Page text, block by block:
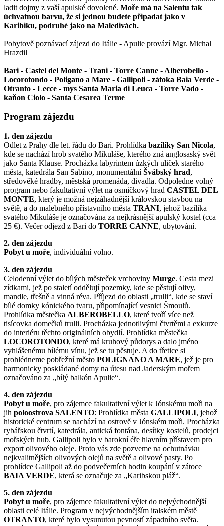
ladit dojmy z vaší apulské dovolené. Moře má na Salentu tak
úchvatnou barvu, že si jednou budete připadat jako v
Karibiku, podruhé jako na Maledivách.
Pobytově poznávací zájezd do Itálie - Apulie provází Mgr. Michal
Hrazdil
Bari - Castel del Monte - Trani - Torre Canne - Alberobello -
Locorotondo - Poligano a Mare - Gallipoli - zátoka Baia Verde -
Otranto - Lecce - mys Santa Maria di Leuca - Torre Vado -
kaňon Ciolo - Santa Cesarea Terme
Program zájezdu
1. den zájezdu
Odlet z Prahy dle let. řádu do Bari. Prohlídka baziliky San Nicola,
kde se nachází hrob svatého Mikuláše, kterého zná anglosaský svět
jako Santa Klause. Procházka labyrintem úzkých uliček starého
města, katedrála San Sabino, monumentálníŠvábský hrad,
středověké hradby, městská promenáda, divadla. Odpoledne volný
program nebo fakultativní výlet na osmičkový hrad CASTEL DEL
MONTE, který je možná nejzáhadnější královskou stavbou na
světě, a do malebného přístavního města TRANI, jehož bazilika
svatého Mikuláše je označována za nejkrásnější apulský kostel (cca
25 €). Večer odjezd z Bari do TORRE CANNE, ubytování.
2. den zájezdu
Pobyt u moře, individuální volno.
3. den zájezdu
Celodenní výlet do bílých městeček vrchoviny Murge. Cesta mezi
zídkami, jež po staletí oddělují pozemky, kde se pěstují olivy,
mandle, třešně a vinná réva. Příjezd do oblasti „trulli“, kde se staví
bílé domky kónického tvaru, připomínající vesnici Šmoulů.
Prohlídka městečka ALBEROBELLO, které tvoří více než
tisícovka domečků trulli. Procházka jednotlivými čtvrtěmi a exkurze
do interiéru těchto originálních obydlí. Prohlídka městečka
LOCOROTONDO, které má kruhový půdorys a dalo jméno
vyhlášenému bílému vínu, jež se tu pěstuje. A do třetice si
prohlédneme pobřežní město POLIGNANO A MARE, jež je pro
harmonicky poskládané domy na útesu nad Jaderským mořem
označováno za „bílý balkón Apulie“.
4. den zájezdu
Pobyt u moře, pro zájemce fakultativní výlet k Jónskému moři na
jih poloostrova SALENTO: Prohlídka města GALLIPOLI, jehož
historické centrum se nachází na ostrově v Jónském moři. Procházka
rybářskou čtvrtí, katedrála, antická fontána, desítky kostelů, prodejci
mořských hub. Gallipoli bylo v barokní éře hlavním přístavem pro
export olivového oleje. Proto vás zde pozveme na ochutnávku
nejkvalitnějších olivových olejů na světě a olivové pasty. Po
prohlídce Gallipoli až do podvečerních hodin koupání v zátoce
BAIA VERDE, která se označuje za „Karibskou pláž“.
5. den zájezdu
Pobyt u moře, pro zájemce fakultativní výlet do nejvýchodnější
oblasti celé Itálie. Program v nejvýchodnějším italském městě
OTRANTO, které bylo vysunutou pevností západního světa.